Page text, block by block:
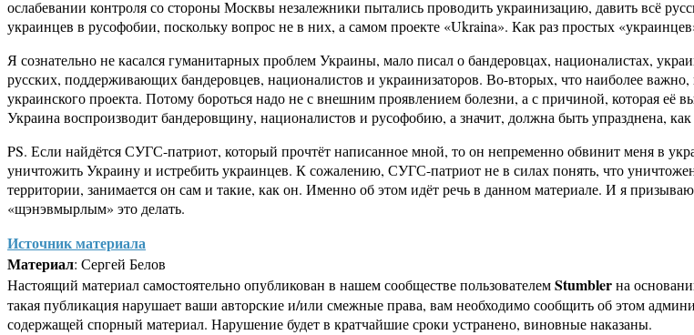
ослабевании контроля со стороны Москвы незалежники пытались проводить украинизацию, давить всё
украинцев в русофобии, поскольку вопрос не в них, а самом проекте «Ukraina». Как раз простых
Я сознательно не касался гуманитарных проблем Украины, мало писал о бандеровцах, националистах,
русских, поддерживающих бандеровцев, националистов и украинизаторов. Во-вторых, что наиболее
украинского проекта. Потому бороться надо не с внешним проявлением болезни, а с причиной, которая её
Украина воспроизводит бандеровщину, националистов и русофобию, а значит, должна быть упразднена,
PS. Если найдётся СУГС-патриот, который прочтёт написанное мной, то он непременно обвинит меня в
уничтожить Украину и истребить украинцев. К сожалению, СУГС-патриот не в силах понять, что
территории, занимается он сам и такие, как он. Именно об этом идёт речь в данном материале. И я
«щэнэвмырлым» это делать.
Источник материала
Материал: Сергей Белов
Настоящий материал самостоятельно опубликован в нашем сообществе пользователемStumblerна
такая публикация нарушает ваши авторские и/или смежные права, вам необходимо сообщить об этом
содержащей спорный материал. Нарушение будет в кратчайшие сроки устранено, виновные наказаны.